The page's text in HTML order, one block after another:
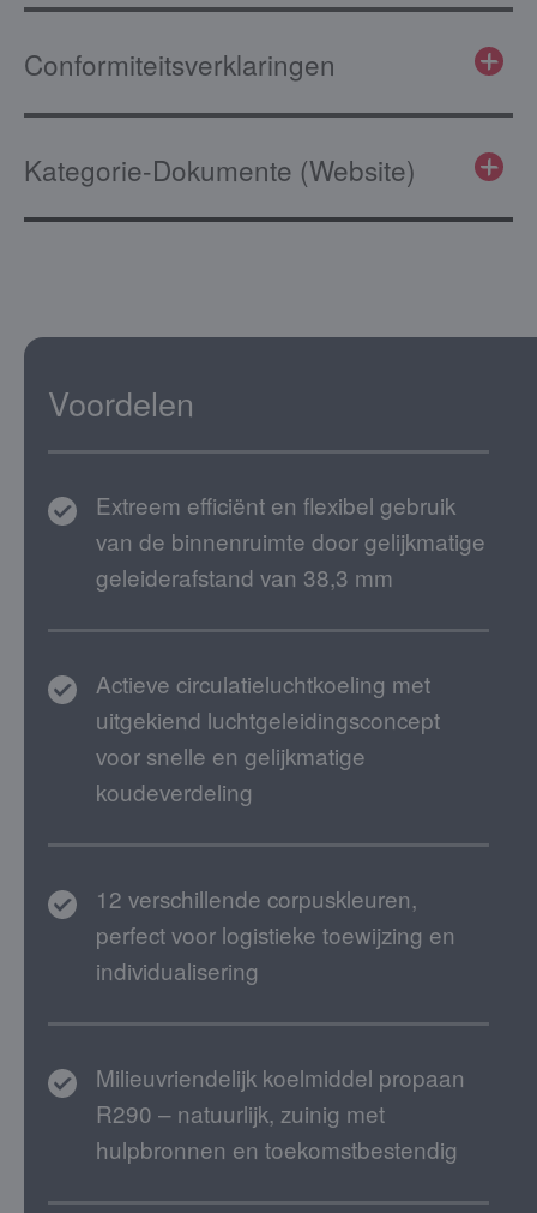
Conformiteitsverklaringen
Kategorie-Dokumente (Website)
Voordelen
Extreem efficiënt en flexibel gebruik
van de binnenruimte door gelijkmatige
geleiderafstand van 38,3 mm
Actieve circulatieluchtkoeling met
uitgekiend luchtgeleidingsconcept
voor snelle en gelijkmatige
koudeverdeling
12 verschillende corpuskleuren,
perfect voor logistieke toewijzing en
individualisering
Milieuvriendelijk koelmiddel propaan
R290 – natuurlijk, zuinig met
hulpbronnen en toekomstbestendig